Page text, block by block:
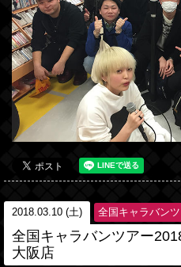
2018.03.10 (土) 全国キャラバン
全国キャラバンツアー
大阪店